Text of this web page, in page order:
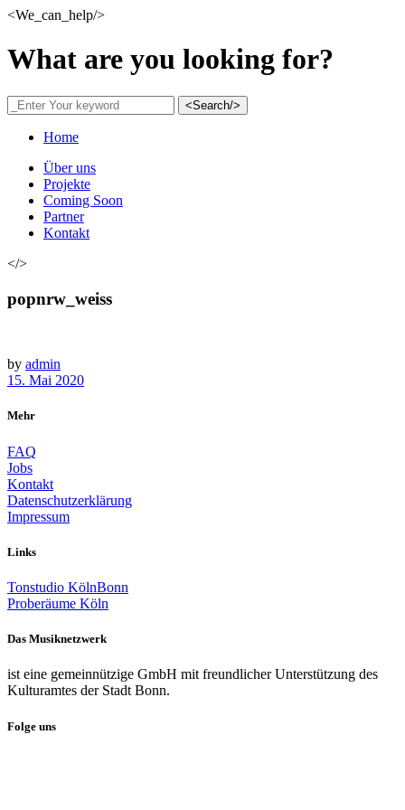
<We_can_help/>
What are you looking for?
<Search/>
Home
Über uns
Projekte
Coming Soon
Partner
Kontakt
</>
popnrw_weiss
by admin
15. Mai 2020
Mehr
FAQ
Jobs
Kontakt
Datenschutzerklärung
Impressum
Links
Tonstudio KölnBonn
Proberäume Köln
Das Musiknetzwerk
ist eine gemeinnützige GmbH mit freundlicher Unterstützung des
Kulturamtes der Stadt Bonn.
Folge uns